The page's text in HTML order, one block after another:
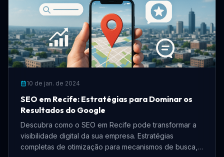
10 de jan. de 2024
SEO em Recife: Estratégias para Dominar os
Resultados do Google
Descubra como o SEO em Recife pode transformar a
visibilidade digital da sua empresa. Estratégias
completas de otimização para mecanismos de busca,